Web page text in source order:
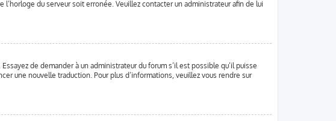
du serveur soit erronée. Veuillez contacter un administrateur afin de lui
de demander à un administrateur du forum s’il est possible qu’il puisse
une nouvelle traduction. Pour plus d’informations, veuillez vous rendre sur